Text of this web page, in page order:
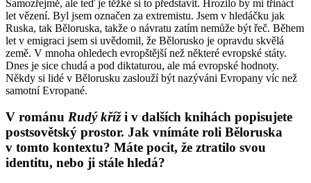
Samozřejmě, ale teď je těžké si to představit. Hrozilo by mi třináct
let vězení. Byl jsem označen za extremistu. Jsem v hledáčku jak
Ruska, tak Běloruska, takže o návratu zatím nemůže být řeč. Během
let v emigraci jsem si uvědomil, že Bělorusko je opravdu skvělá
země. V mnoha ohledech evropštější než některé evropské státy.
Dnes je sice chudá a pod diktaturou, ale má evropské hodnoty.
Někdy si lidé v Bělorusku zaslouží být nazýváni Evropany víc než
samotní Evropané.
V románu Rudý kříži v dalších knihách popisujete
postsovětský prostor. Jak vnímáte roli Běloruska
v tomto kontextu? Máte pocit, že ztratilo svou
identitu, nebo ji stále hledá?